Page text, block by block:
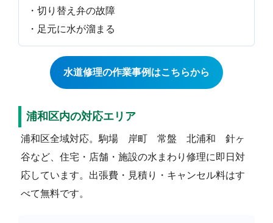
・切り替え弁の故障
・足元に水が溜まる
水道修理の作業事例はこちらから
浦和区内の対応エリア
浦和区全域対応。駒場 岸町 常盤 北浦和 針ヶ
谷など、住宅・店舗・施設の水まわり修理に即日対
応しています。出張費・見積り・キャンセル料はす
べて無料です。